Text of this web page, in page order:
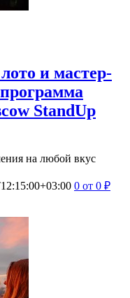
и мастер-
StandUp
на любой вкус
0 от 0 ₽